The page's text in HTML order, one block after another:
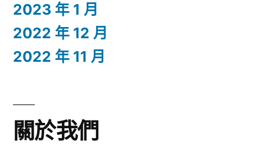
2023 年 1 月
2022 年 12 月
2022 年 11 月
關於我們